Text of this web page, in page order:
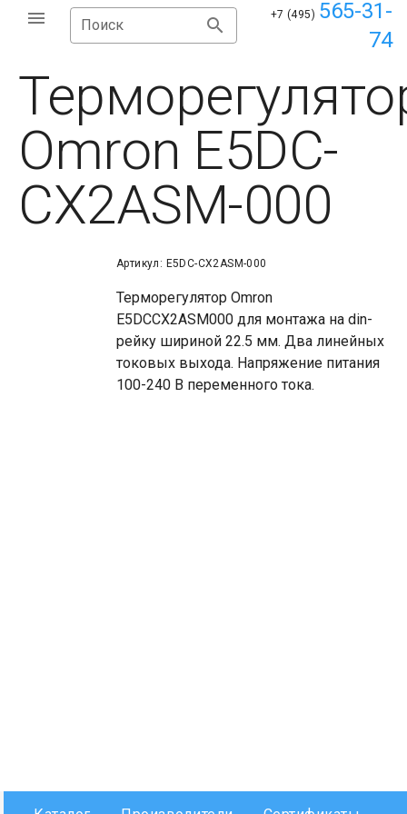
Поиск
+7 (495) 565-31-
74
Omron E5DC-
CX2ASM-000
Артикул: E5DC-CX2ASM-000
Терморегулятор Omron
E5DCCX2ASM000 для монтажа на din-
рейку шириной 22.5 мм. Два линейных
токовых выхода. Напряжение питания
100-240 В переменного тока.